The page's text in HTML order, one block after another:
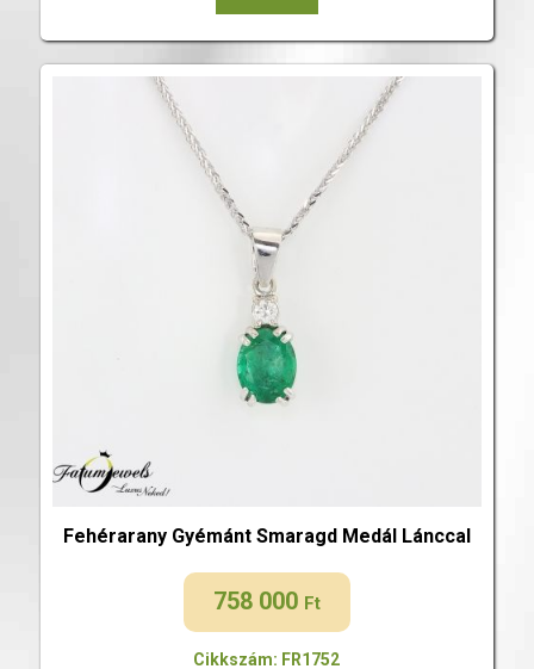
Fehérarany Gyémánt Smaragd Medál Lánccal
758 000 Ft
Cikkszám: FR1752